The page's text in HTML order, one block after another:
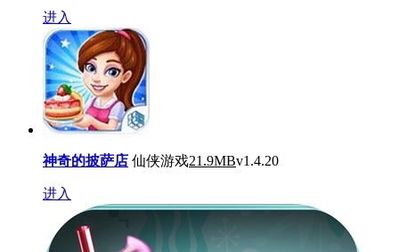
进入
神奇的披萨店 仙侠游戏21.9MBv1.4.20
进入